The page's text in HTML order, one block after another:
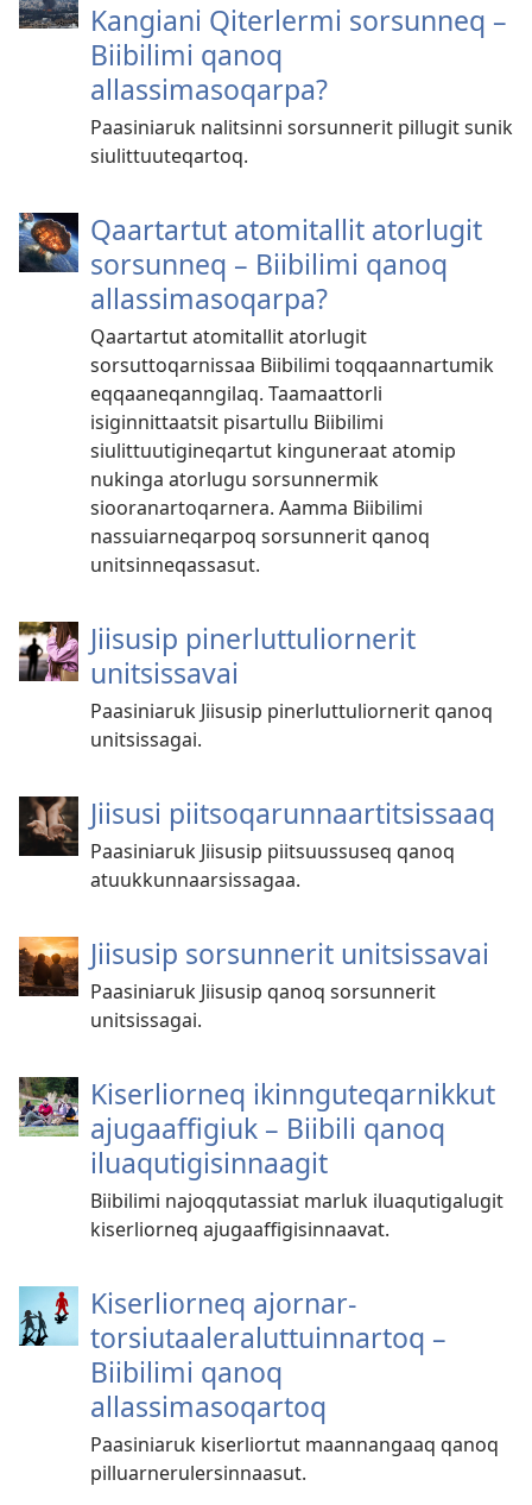
Kangiani Qiterlermi sorsunneq –
Biibilimi qanoq
allassimasoqarpa?
Paasiniaruk nalitsinni sorsunnerit pillugit sunik
siulittuuteqartoq.
Qaartartut atomitallit atorlugit
sorsunneq – Biibilimi qanoq
allassimasoqarpa?
Qaartartut atomitallit atorlugit
sorsuttoqarnissaa Biibilimi toqqaannartumik
eqqaaneqanngilaq. Taamaattorli
isiginnittaatsit pisartullu Biibilimi
siulittuutigineqartut kinguneraat atomip
nukinga atorlugu sorsunnermik
siooranartoqarnera. Aamma Biibilimi
nassuiarneqarpoq sorsunnerit qanoq
unitsinneqassasut.
Jiisusip pinerluttuliornerit
unitsissavai
Paasiniaruk Jiisusip pinerluttuliornerit qanoq
unitsissagai.
Jiisusi piitsoqarunnaartitsissaaq
Paasiniaruk Jiisusip piitsuussuseq qanoq
atuukkunnaarsissagaa.
Jiisusip sorsunnerit unitsissavai
Paasiniaruk Jiisusip qanoq sorsunnerit
unitsissagai.
Kiserliorneq ikinnguteqarnikkut
ajugaaffigiuk – Biibili qanoq
iluaqutigisinnaagit
Biibilimi najoqqutassiat marluk iluaqutigalugit
kiserliorneq ajugaaffigisinnaavat.
Kiserliorneq ajornar­
torsiutaaleralut­tuinnartoq –
Biibilimi qanoq
allassimasoqartoq
Paasiniaruk kiserliortut maannangaaq qanoq
pilluarnerulersinnaasut.